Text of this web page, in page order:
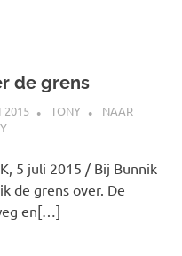
de grens
2015 TONY
NAAR
5 juli 2015 / Bij Bunnik
de grens over. De
en[…]